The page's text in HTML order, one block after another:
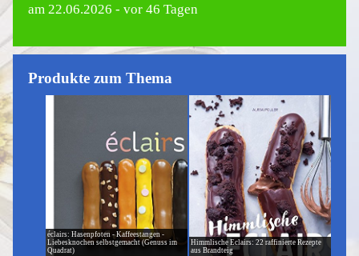
am 22.06.2026 - vor 46 Tagen
Produkte zum Thema
éclairs: Hasenpfoten - Kaffeestangen -
Liebesknochen selbstgemacht (Genuss im
Quadrat)
Himmlische Eclairs: 22 raffinierte Rezepte
aus Brandteig